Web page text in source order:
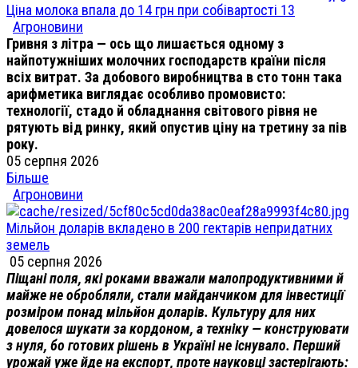
Ціна молока впала до 14 грн при собівартості 13
Агроновини
Гривня з літра — ось що лишається одному з
найпотужніших молочних господарств країни після
всіх витрат. За добового виробництва в сто тонн така
арифметика виглядає особливо промовисто:
технології, стадо й обладнання світового рівня не
рятують від ринку, який опустив ціну на третину за пів
року.
05 серпня 2026
Більше
Агроновини
Мільйон доларів вкладено в 200 гектарів непридатних
земель
05 серпня 2026
Піщані поля, які роками вважали малопродуктивними й
майже не обробляли, стали майданчиком для інвестиції
розміром понад мільйон доларів. Культуру для них
довелося шукати за кордоном, а техніку — конструювати
з нуля, бо готових рішень в Україні не існувало. Перший
урожай уже йде на експорт, проте науковці застерігають: